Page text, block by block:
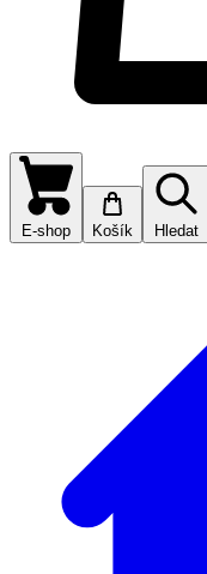
E-shop Košík Hledat